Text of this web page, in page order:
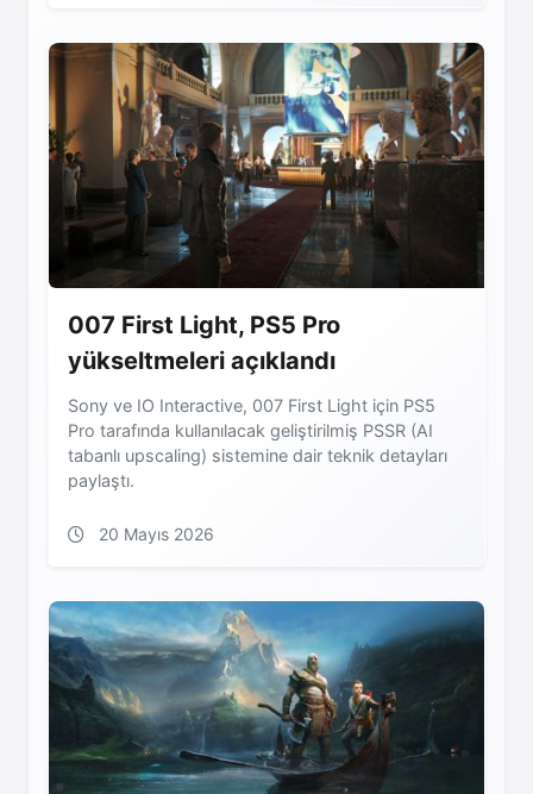
007 First Light, PS5 Pro
yükseltmeleri açıklandı
Sony ve IO Interactive, 007 First Light için PS5
Pro tarafında kullanılacak geliştirilmiş PSSR (AI
tabanlı upscaling) sistemine dair teknik detayları
paylaştı.
20 Mayıs 2026